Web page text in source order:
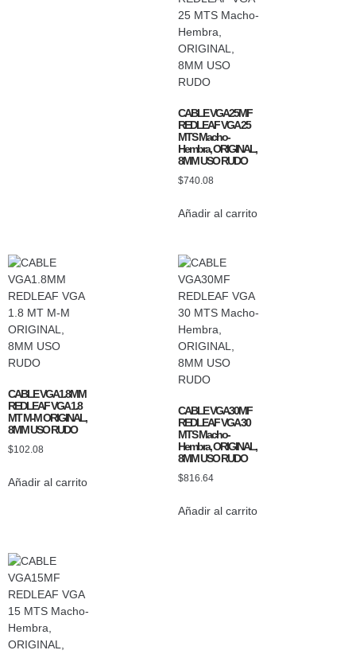
CABLE VGA25MF
REDLEAF VGA 25
MTS Macho-
Hembra, ORIGINAL,
8MM USO RUDO
$740.08
Añadir al carrito
CABLE VGA1.8MM
REDLEAF VGA 1.8
MT M-M ORIGINAL,
8MM USO RUDO
$102.08
Añadir al carrito
CABLE VGA30MF
REDLEAF VGA 30
MTS Macho-
Hembra, ORIGINAL,
8MM USO RUDO
$816.64
Añadir al carrito